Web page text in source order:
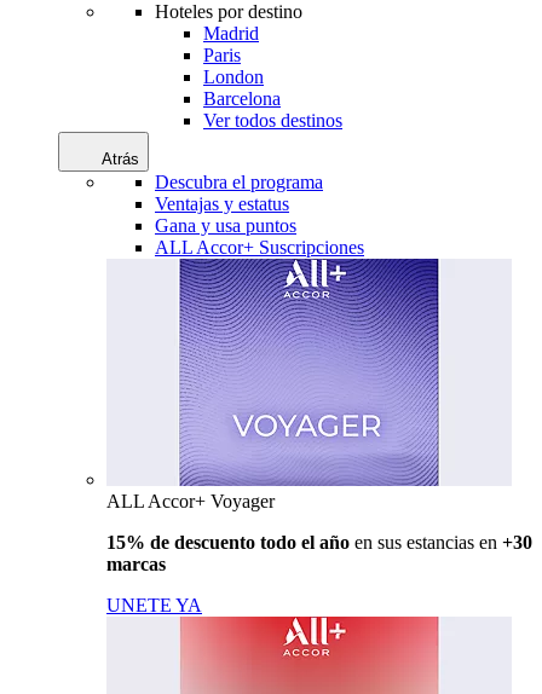
Hoteles por destino
Madrid
Paris
London
Barcelona
Ver todos destinos
Atrás
Descubra el programa
Ventajas y estatus
Gana y usa puntos
ALL Accor+ Suscripciones
ALL Accor+ Voyager
15% de descuento todo el año en sus estancias en +30
marcas
UNETE YA